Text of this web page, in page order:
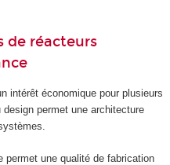
de réacteurs
intérêt économique pour plusieurs
permet une architecture
permet une qualité de fabrication